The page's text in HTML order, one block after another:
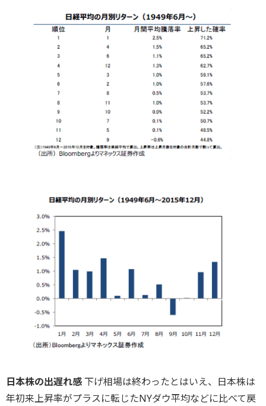
日本株の出遅れ感下げ相場は終わったとはいえ、日本株は
年初来上昇率がプラスに転じたNYダウ平均などに比べて戻